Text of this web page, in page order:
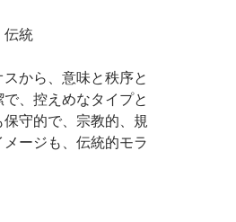
伝統
から、意味と秩序と
、控えめなタイプと
守的で、宗教的、規
ージも、伝統的モラ